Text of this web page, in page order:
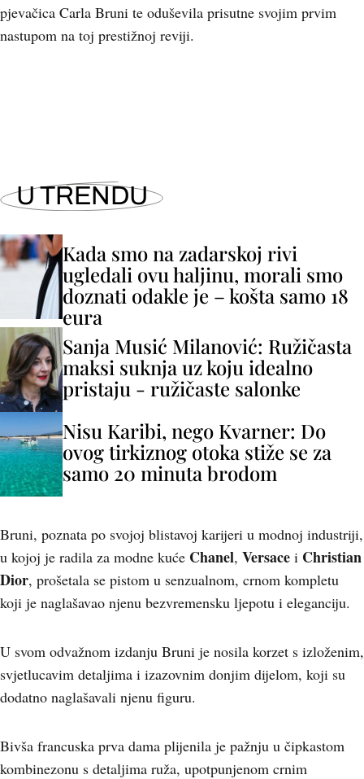
pjevačica Carla Bruni te oduševila prisutne svojim prvim
nastupom na toj prestižnoj reviji.
U TRENDU
Kada smo na zadarskoj rivi
ugledali ovu haljinu, morali smo
doznati odakle je – košta samo 18
eura
Sanja Musić Milanović: Ružičasta
maksi suknja uz koju idealno
pristaju - ružičaste salonke
Nisu Karibi, nego Kvarner: Do
ovog tirkiznog otoka stiže se za
samo 20 minuta brodom
Bruni, poznata po svojoj blistavoj karijeri u modnoj industriji,
u kojoj je radila za modne kuće Chanel, Versace i Christian
Dior, prošetala se pistom u senzualnom, crnom kompletu
koji je naglašavao njenu bezvremensku ljepotu i eleganciju.
U svom odvažnom izdanju Bruni je nosila korzet s izloženim,
svjetlucavim detaljima i izazovnim donjim dijelom, koji su
dodatno naglašavali njenu figuru.
Bivša francuska prva dama plijenila je pažnju u čipkastom
kombinezonu s detaljima ruža, upotpunjenom crnim